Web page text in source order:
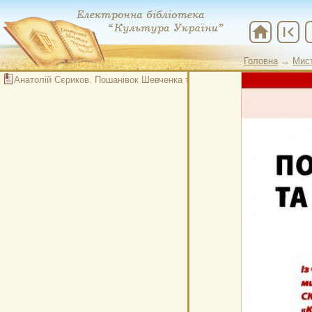
Головна →
home first_page
Анатолій Сєриков. Пошанівок Шевченка та духовне плебейство